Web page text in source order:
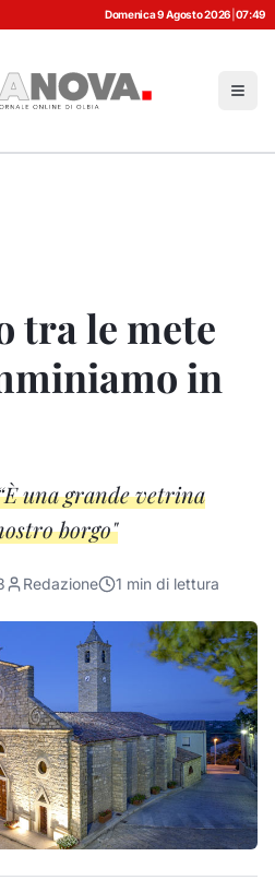
Domenica 9 Agosto 2026 07:49
tra le mete
in
una grande vetrina
borgo"
Redazione 1 min di lettura